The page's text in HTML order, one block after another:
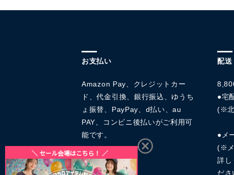
お支払い
Amazon Pay、クレジットカー
ド、代金引換、銀行振込、ゆうち
ょ振替、PayPay、d払い、au
PAY、コンビニ後払いがご利用可
能です。
配送
●宅
(※北
●メ
(※メ
詳し
ださ